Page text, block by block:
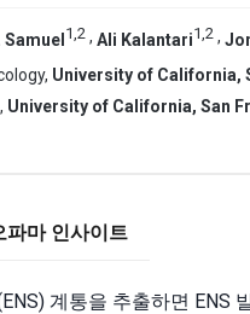
Samuel 1,2 , Ali Kalantari1,2 ,
University of California,
University of California, San
파마 인사이트
계통을 추출하면 ENS